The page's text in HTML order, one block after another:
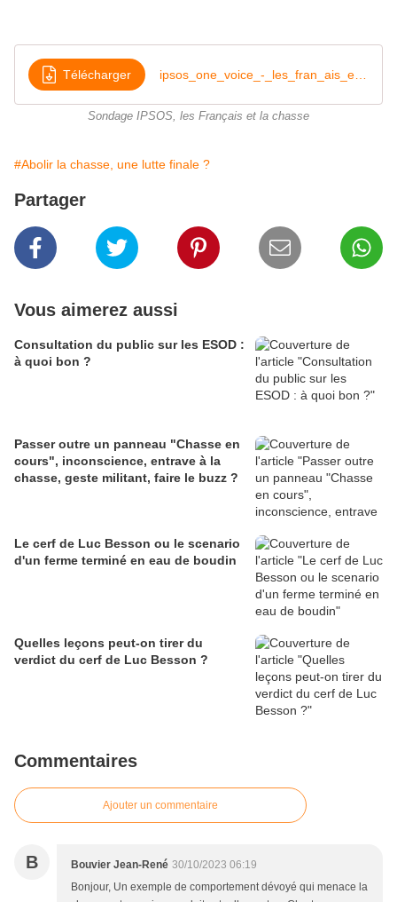
Télécharger
Sondage IPSOS, les Français et la chasse
#Abolir la chasse, une lutte finale ?
Partager
Vous aimerez aussi
Consultation du public sur les ESOD :
à quoi bon ?
Passer outre un panneau "Chasse en
cours", inconscience, entrave à la
chasse, geste militant, faire le buzz ?
Le cerf de Luc Besson ou le scenario
d'un ferme terminé en eau de boudin
Quelles leçons peut-on tirer du
verdict du cerf de Luc Besson ?
Commentaires
Ajouter un commentaire
B Bouvier Jean-René 30/10/2023 06:19
Bonjour, Un exemple de comportement dévoyé qui menace la